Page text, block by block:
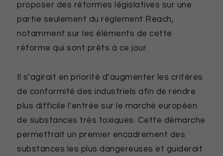
proposer des réformes législatives sur une
partie seulement du règlement Reach,
notamment sur les éléments de cette
réforme qui sont prêts à ce jour.
Il s’agirait en priorité d’augmenter les critères
de conformité des industriels afin de rendre
plus difficile l’entrée sur le marché européen
de substances très toxiques. Cette démarche
permettrait un premier encadrement des
substances les plus dangereuses et guiderait